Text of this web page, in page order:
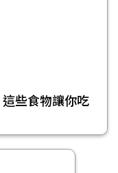
些食物讓你吃